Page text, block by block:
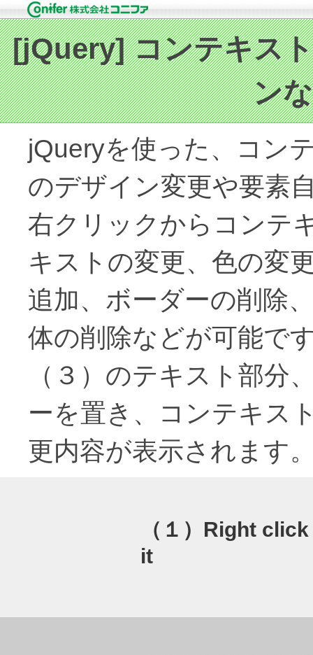
jQueryを使った、コン
のデザイン変更や要素
右クリックからコンテ
キストの変更、色の変
追加、ボーダーの削除
体の削除などが可能で
（３）のテキスト部分
ーを置き、コンテキス
更内容が表示されます
（１）Right
it